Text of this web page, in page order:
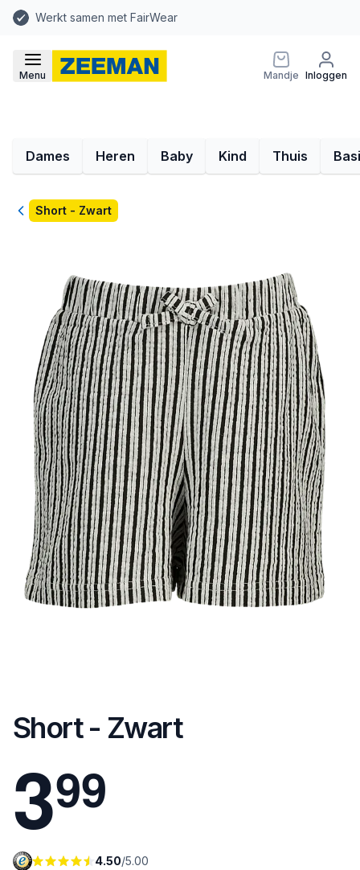
Werkt samen met FairWear
Menu Mandje Inloggen
Dames Heren Baby Kind Thuis
TerugShort - Zwart
Short - Zwart
399
4.50/5.00